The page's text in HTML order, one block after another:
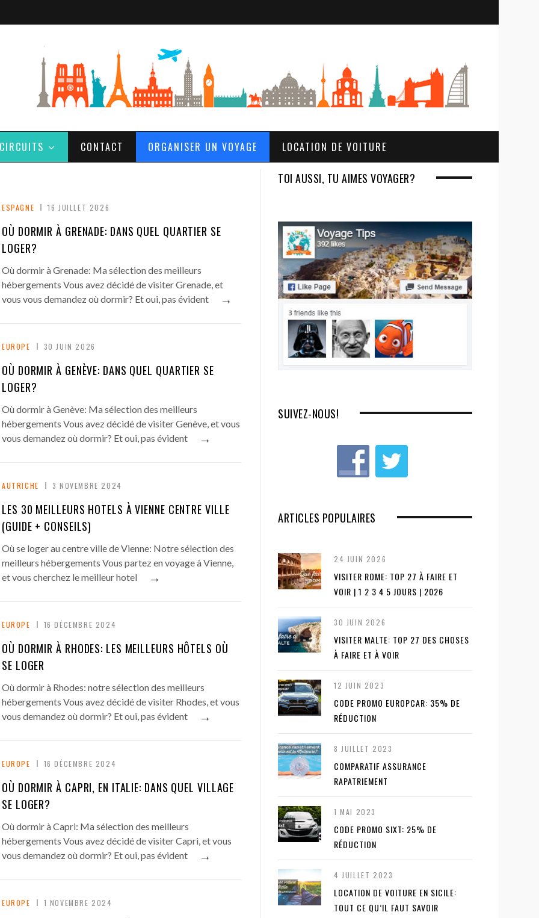
r
c
h
CIRCUITS CONTACT ORGANISER UN VOYAGE LOCATION DE VOITURE
ESPAGNE 16 JUILLET 2026
OÙ DORMIR À GRENADE: DANS QUEL QUARTIER SE
LOGER?
Où dormir à Grenade: Ma sélection des meilleurs
hébergements Vous avez décidé de visiter Grenade, et
vous vous demandez où dormir? Et oui, pas évident
→
EUROPE 30 JUIN 2026
OÙ DORMIR À GENÈVE: DANS QUEL QUARTIER SE
LOGER?
Où dormir à Genève: Ma sélection des meilleurs
hébergements Vous avez décidé de visiter Genève, et vous
vous demandez où dormir? Et oui, pas évident
→
AUTRICHE 3 NOVEMBRE 2024
LES 30 MEILLEURS HOTELS À VIENNE CENTRE VILLE
(GUIDE + CONSEILS)
Où se loger au centre ville de Vienne: Notre sélection des
meilleurs hébergements Vous partez en voyage à Vienne,
et vous cherchez le meilleur hotel
→
EUROPE 16 DÉCEMBRE 2024
OÙ DORMIR À RHODES: LES MEILLEURS HÔTELS OÙ
SE LOGER
Où dormir à Rhodes: notre sélection des meilleurs
hébergements Vous avez décidé de visiter Rhodes, et vous
vous demandez où dormir? Et oui, pas évident
→
EUROPE 16 DÉCEMBRE 2024
OÙ DORMIR À CAPRI, EN ITALIE: DANS QUEL VILLAGE
SE LOGER?
Où dormir à Capri: Ma sélection des meilleurs
hébergements Vous avez décidé de visiter Capri, et vous
vous demandez où dormir? Et oui, pas évident
→
EUROPE 1 NOVEMBRE 2024
TOI AUSSI, TU AIMES VOYAGER?
SUIVEZ-NOUS!
ARTICLES POPULAIRES
24 JUIN 2026
VISITER ROME: TOP 27 À FAIRE ET
VOIR | 1 2 3 4 5 JOURS | 2026
30 JUIN 2026
VISITER MALTE: TOP 27 DES CHOSES
À FAIRE ET À VOIR
12 JUIN 2023
CODE PROMO EUROPCAR: 35% DE
RÉDUCTION
8 JUILLET 2023
COMPARATIF ASSURANCE
RAPATRIEMENT
1 MAI 2023
CODE PROMO SIXT: 25% DE
RÉDUCTION
4 JUILLET 2023
LOCATION DE VOITURE EN SICILE:
TOUT CE QU’IL FAUT SAVOIR